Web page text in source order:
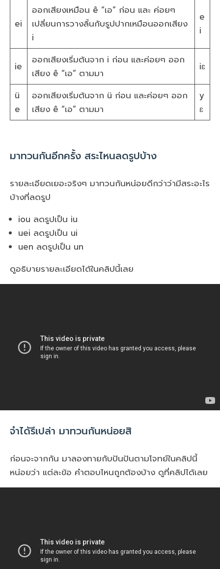
ei
ออกเสียงเหมือน ê “เอ” ก่อน และ ค่อยๆ
เปลี่ยนการวางลิ้นกับรูปปากเหมือนออกเสียง
i
e
i
ie
ออกเสียงเริ่มต้นจาก i ก่อน และค่อยๆ ออก
เสียง ê “เอ” ตามมา
iɛ
ü
e
ออกเสียงเริ่มต้นจาก ü ก่อน และค่อยๆ ออก
เสียง ê “เอ” ตามมา
y
ɛ
มาทวนกันอีกครั้ง สระไหนลดรูปบ้าง
รายละเอียดเยอะจริงๆ มาทวนกันหน่อยดีกว่าว่ามีสระอะไร
บ้างที่ลดรูป
iou ลดรูปเป็น iu
uei ลดรูปเป็น ui
uen ลดรูปเป็น un
ดูอธิบายรายละเอียดได้ในคลิปนี้เลย
จำได้รึเปล่า มาทวนกันหน่อยสิ
ก่อนจะจากกัน มาลองทายกับปันปันตามโจทย์ในคลิปนี้
หน่อยว่า แต่ละข้อ คำตอบไหนถูกต้องบ้าง ดูที่คลิปได้เลย